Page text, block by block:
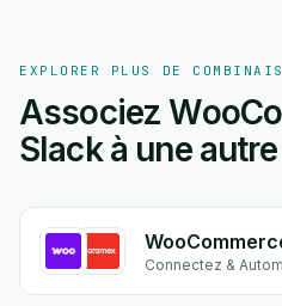
EXPLORER PLUS DE
Associez
Slack à une
Connectez &